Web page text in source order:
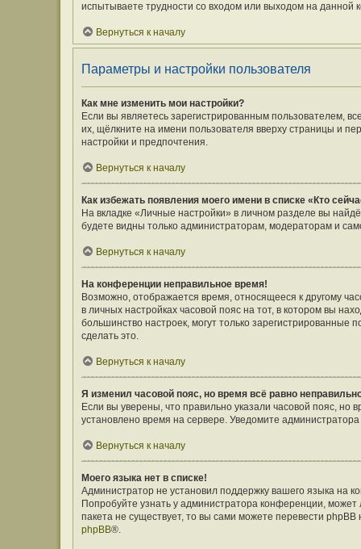
испытываете трудности со входом или выходом на
Вернуться к началу
Параметры и настройки пользователя
Как мне изменить мои настройки?
Если вы являетесь зарегистрированным пользователем,
их, щёлкните на имени пользователя вверху страницы и
настройки и предпочтения.
Вернуться к началу
Как избежать появления моего имени в списке «Кто
На вкладке «Личные настройки» в личном разделе вы
будете видны только администраторам, модераторам и
Вернуться к началу
На конференции неправильное время!
Возможно, отображается время, относящееся к другому
в личных настройках часовой пояс на тот, в котором вы
большинство настроек, могут только
сделать это.
Вернуться к началу
Я изменил часовой пояс, но время всё равно
Если вы уверены, что правильно указали часовой пояс,
установлено время на сервере. Уведомите
Вернуться к началу
Моего языка нет в списке!
Администратор не установил поддержку вашего языка на
Попробуйте узнать у администратора конференции, может
пакета не существует, то вы сами можете перевести
phpBB®.